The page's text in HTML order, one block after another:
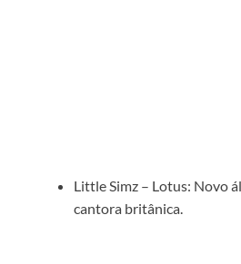
Little Simz – Lotus: Novo
cantora britânica.